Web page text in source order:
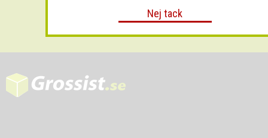
Nej tack